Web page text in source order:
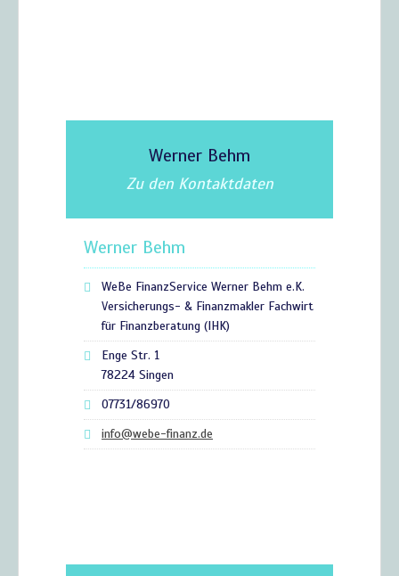
Werner Behm
Zu den Kontaktdaten
Werner Behm
WeBe FinanzService Werner Behm e.K.
Versicherungs- & Finanzmakler Fachwirt
für Finanzberatung (IHK)
Enge Str. 1
78224 Singen
07731/86970
info@webe-finanz.de